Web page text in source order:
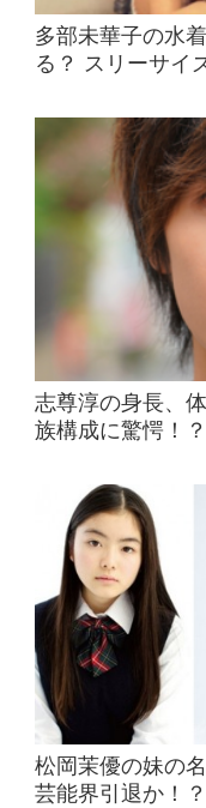
多部未華子の水
る？ スリーサイ
志尊淳の身長、
族構成に驚愕！？
松岡茉優の妹の
芸能界引退か！？